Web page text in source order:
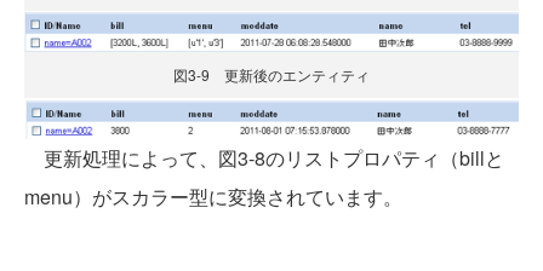
図3-9 更新後のエンティティ
更新処理によって、図3-8のリストプロパティ（billと
menu）がスカラー型に変換されています。